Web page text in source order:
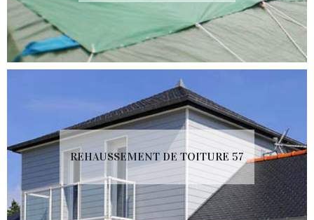
REHAUSSEMENT DE TOITURE 57